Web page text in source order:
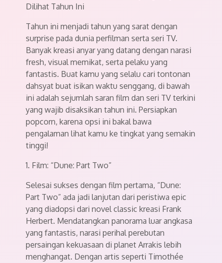
Dilihat Tahun Ini
Tahun ini menjadi tahun yang sarat dengan
surprise pada dunia perfilman serta seri TV.
Banyak kreasi anyar yang datang dengan narasi
fresh, visual memikat, serta pelaku yang
fantastis. Buat kamu yang selalu cari tontonan
dahsyat buat isikan waktu senggang, di bawah
ini adalah sejumlah saran film dan seri TV terkini
yang wajib disaksikan tahun ini. Persiapkan
popcorn, karena opsi ini bakal bawa
pengalaman lihat kamu ke tingkat yang semakin
tinggi!
1. Film: “Dune: Part Two”
Selesai sukses dengan film pertama, “Dune:
Part Two” ada jadi lanjutan dari peristiwa epic
yang diadopsi dari novel classic kreasi Frank
Herbert. Mendatangkan panorama luar angkasa
yang fantastis, narasi perihal perebutan
persaingan kekuasaan di planet Arrakis lebih
menghangat. Dengan artis seperti Timothée